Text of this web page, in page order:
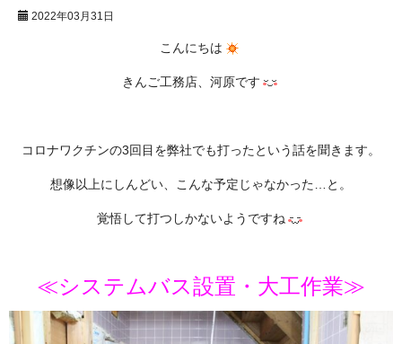
2022年03月31日
こんにちは
きんご工務店、河原です
コロナワクチンの3回目を弊社でも打ったという話を聞きます。
想像以上にしんどい、こんな予定じゃなかった…と。
覚悟して打つしかないようですね
≪システムバス設置・大工作業≫